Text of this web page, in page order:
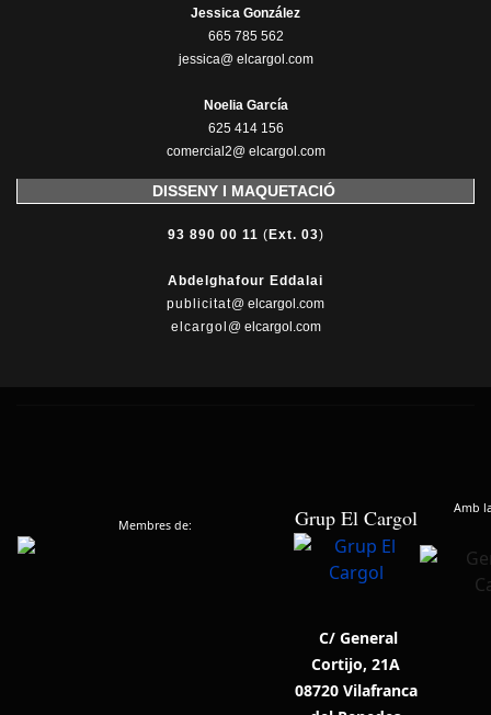
Jessica González
665 785 562
jessica@ elcargol.com
Noelia García
625 414 156
comercial2@ elcargol.com
DISSENY I MAQUETACIÓ
93 890 00 11 ( Ext. 03)
Abdelghafour Eddalai
publicitat@ elcargol.com
elcargol @ elcargol.com
Membres de: Grup El Cargol Amb
C/ General
Cortijo, 21A
08720 Vilafranca